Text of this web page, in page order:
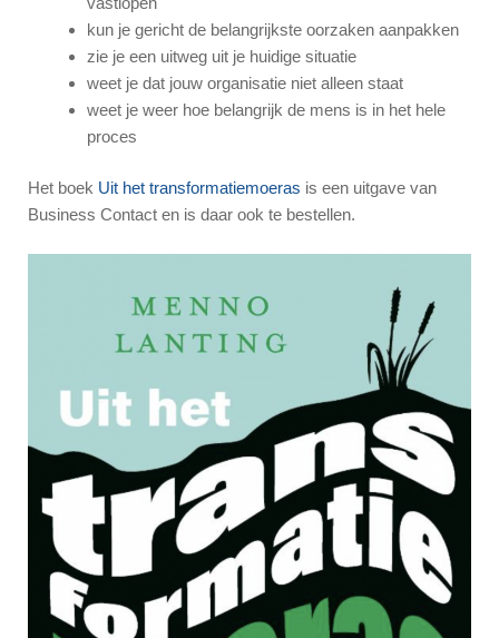
kun je gericht de belangrijkste oorzaken aanpakken
zie je een uitweg uit je huidige situatie
weet je dat jouw organisatie niet alleen staat
weet je weer hoe belangrijk de mens is in het hele
proces
Het boek Uit het transformatiemoeras is een uitgave van
Business Contact en is daar ook te bestellen.